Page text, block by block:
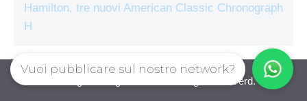
Hamilton, tre nuovi American Classic Chronograph
H
Orologiecronografi © 2026. All right reserverd.
Vuoi pubblicare sul nostro network?